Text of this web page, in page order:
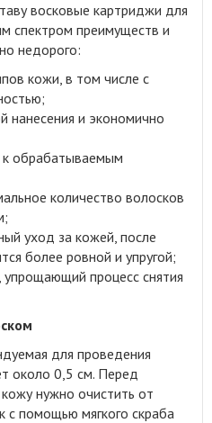
восковые картриджи для
спектром преимуществ и
недорого:
кожи, в том числе с
нанесения и экономично
к обрабатываемым
количество волосков
уход за кожей, после
более ровной и упругой;
процесс снятия
для проведения
около 0,5 см. Перед
нужно очистить от
с помощью мягкого скраба